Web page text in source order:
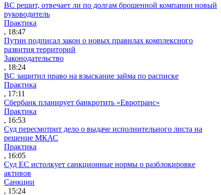
ВС решит, отвечает ли по долгам брошенной компании новый
руководитель
Практика
, 18:47
Путин подписал закон о новых правилах комплексного
развития территорий
Законодательство
, 18:24
ВС защитил право на взыскание займа по расписке
Практика
, 17:11
Сбербанк планирует банкротить «Евротранс»
Практика
, 16:53
Суд пересмотрит дело о выдаче исполнительного листа на
решение МКАС
Практика
, 16:05
Суд ЕС истолкует санкционные нормы о разблокировке
активов
Санкции
, 15:24